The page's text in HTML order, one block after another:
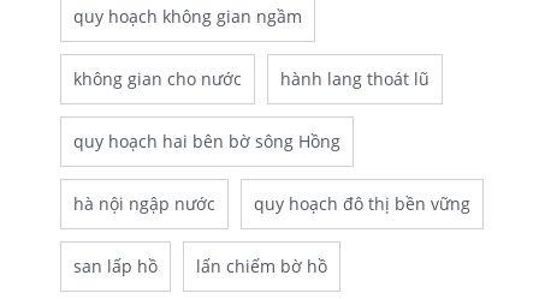
quy hoạch không gian ngầm
không gian cho nước hành lang thoát lũ
quy hoạch hai bên bờ sông Hồng
hà nội ngập nước quy hoạch đô thị bền vững
san lấp hồ lấn chiếm bờ hồ